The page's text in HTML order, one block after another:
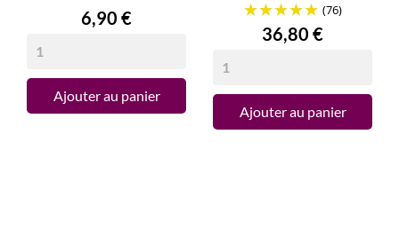
Prix
6,90 €
Ajouter au panier
(76)
Prix
36,80 €
Ajouter au panier